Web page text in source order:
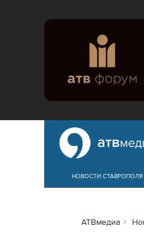
НОВОСТИ СТАВРОПОЛЯ
АТВмедиа